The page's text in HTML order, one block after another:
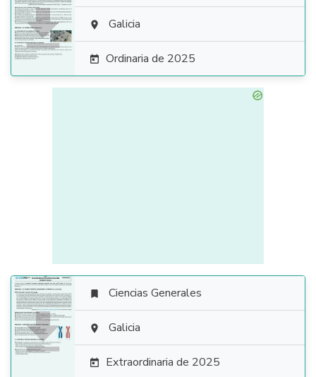
  Galicia
 Ordinaria de 2025

 Ciencias Generales
 Galicia
 Extraordinaria de 2025